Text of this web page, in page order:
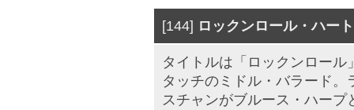
[144] ロックンロール・ハート
タイトルは「ロックンロー
タッチのミドル・バラード
スチャンがブルース・ハー